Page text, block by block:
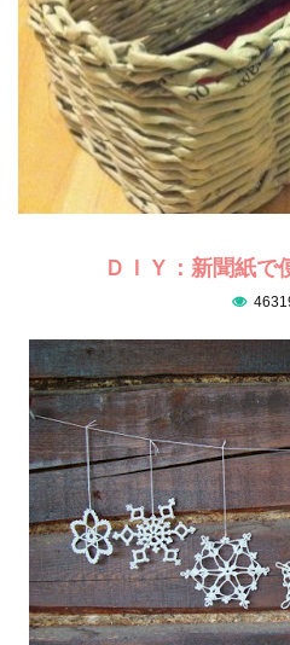
ＤＩＹ：新聞紙で